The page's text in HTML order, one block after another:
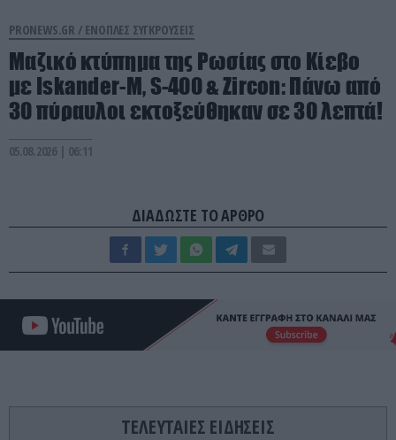
PRONEWS.GR / ΕΝΟΠΛΕΣ ΣΥΓΚΡΟΥΣΕΙΣ
Μαζικό κτύπημα της Ρωσίας στο Κίεβο
με Iskander-Μ, S-400 & Zircon: Πάνω από
30 πύραυλοι εκτοξεύθηκαν σε 30 λεπτά!
05.08.2026 | 06:11
ΔΙΑΔΩΣΤΕ ΤΟ ΑΡΘΡΟ
ΤΕΛΕΥΤΑΙΕΣ ΕΙΔΗΣΕΙΣ